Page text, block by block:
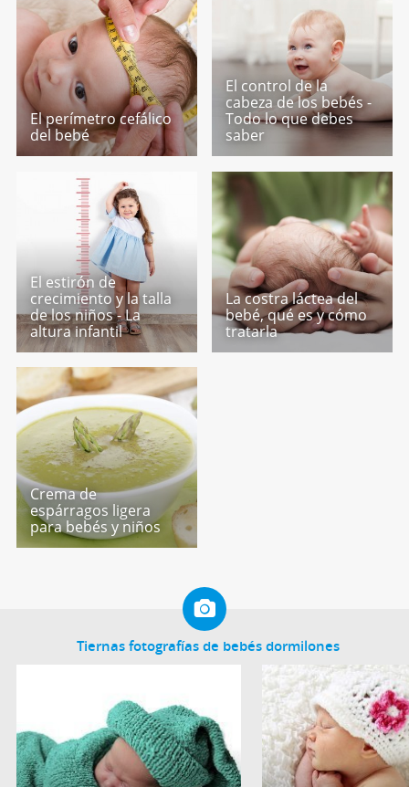
El perímetro cefálico
del bebé
El control de la
cabeza de los bebés -
Todo lo que debes
saber
El estirón de
crecimiento y la talla
de los niños - La
altura infantil
La costra láctea del
bebé, qué es y cómo
tratarla
Crema de
espárragos ligera
para bebés y niños
Tiernas fotografías de bebés dormilones